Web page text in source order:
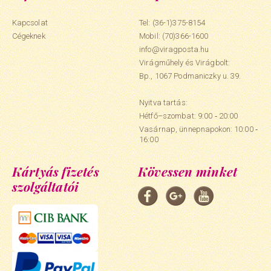
Kapcsolat
Cégeknek
Tel: (36-1)375-8154
Mobil:(70)366-1600
info@viragposta.hu
Virágműhely és Virágbolt:
Bp., 1067 Podmaniczky u. 39.
Nyitva tartás:
Hétfő–szombat: 9:00 ‑ 20:00
Vasárnap, ünnepnapokon: 10:00 ‑
16:00
Kártyás fizetés
szolgáltatói
Kövessen minket